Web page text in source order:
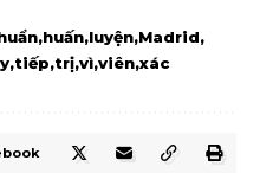
huấn luyện Madrid
tiếp trị vì viên xác